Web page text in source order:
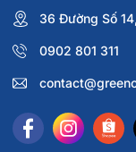
36 Đường Số
0902 801 311